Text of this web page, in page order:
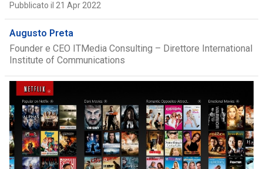
Pubblicato il 21 Apr 2022
Augusto Preta
Founder e CEO ITMedia Consulting – Direttore International
Institute of Communications